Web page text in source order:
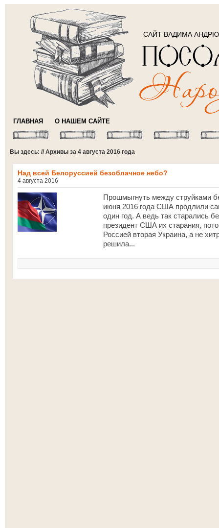
САЙТ ВАДИМА
ГЛАВНАЯ О НАШЕМ САЙТЕ
Вы здесь: // Архивы за 4 августа 2016 года
Над всей Белоруссией безоблачное небо?
4 августа 2016
Прошмыгнуть между струйками
июня 2016 года США продлили
один год. А ведь так старались
президент США их старания,
Россией вторая Украина, а не
решила...